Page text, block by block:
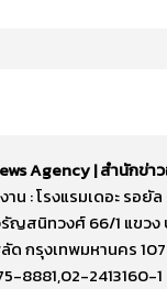
Agency | สำนักข่า
าน : โรงแรมเดอะ รอยัล
ญสนิทวงศ์ 66/1 แขวง
ด กรุงเทพมหานคร
8881,02-2413160-1